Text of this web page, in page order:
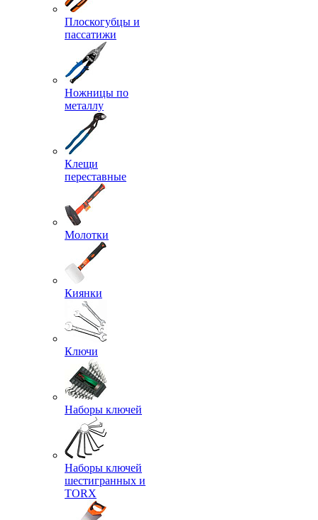
Плоскогубцы и
пассатижи
Ножницы по
металлу
Клещи
переставные
Молотки
Киянки
Ключи
Наборы ключей
Наборы ключей
шестигранных и
TORX